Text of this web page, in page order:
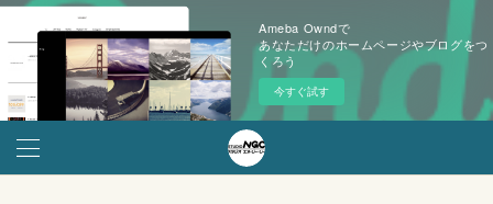
Ameba Owndで
あなただけのホームページやブログをつ
くろう
今すぐ試す